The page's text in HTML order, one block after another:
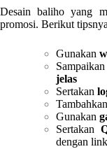
Desain baliho yang
promosi. Berikut
Gunakan
Sampaikan
jelas
Sertakan
Tambahkan
Gunakan
Sertakan
dengan